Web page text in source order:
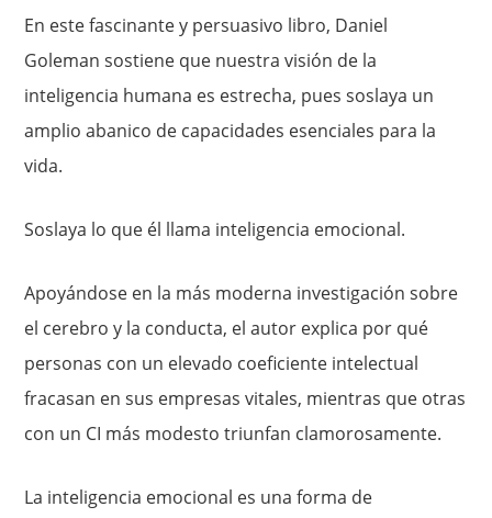
En este fascinante y persuasivo libro, Daniel
Goleman sostiene que nuestra visión de la
inteligencia humana es estrecha, pues soslaya un
amplio abanico de capacidades esenciales para la
vida.
Soslaya lo que él llama inteligencia emocional.
Apoyándose en la más moderna investigación sobre
el cerebro y la conducta, el autor explica por qué
personas con un elevado coeficiente intelectual
fracasan en sus empresas vitales, mientras que otras
con un CI más modesto triunfan clamorosamente.
La inteligencia emocional es una forma de